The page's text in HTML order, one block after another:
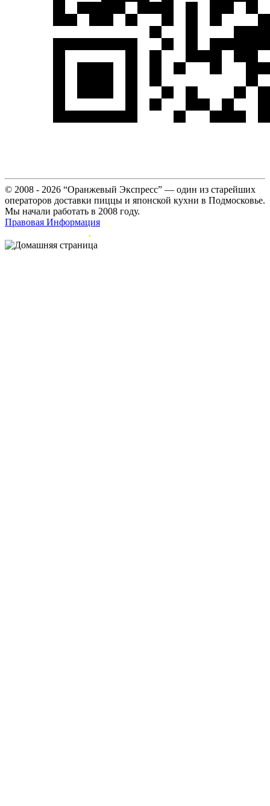
© 2008 - 2026 “Оранжевый Экспресс” — один из старейших
операторов доставки пиццы и японской кухни в Подмосковье.
Мы начали работать в 2008 году.
Правовая Информация